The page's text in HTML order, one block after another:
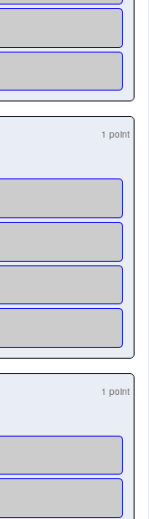
1 point
1 point